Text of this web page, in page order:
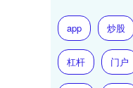
app 炒股
杠杆 门户